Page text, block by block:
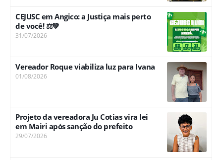
CEJUSC em Angico: a Justiça mais perto
de você! ⚖️💚
31/07/2026
Vereador Roque viabiliza luz para Ivana
01/08/2026
Projeto da vereadora Ju Cotias vira lei
em Mairi após sanção do prefeito
29/07/2026